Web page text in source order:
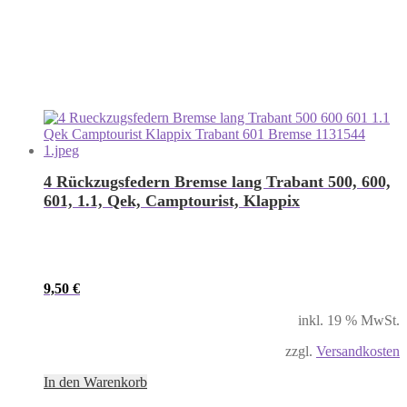
4 Rückzugsfedern Bremse lang Trabant 500, 600,
601, 1.1, Qek, Camptourist, Klappix
9,50 €
inkl. 19 % MwSt.
zzgl. Versandkosten
In den Warenkorb